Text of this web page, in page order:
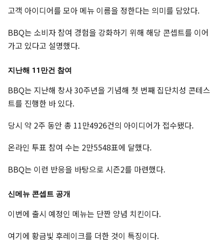
고객 아이디어를 모아 메뉴 이름을 정한다는 의미를 담았다.
BBQ는 소비자 참여 경험을 강화하기 위해 해당 콘셉트를 이어
가고 있다고 설명했다.
지난해 11만건 참여
BBQ는 지난해 창사 30주년을 기념해 첫 번째 집단치성 콘테스
트를 진행한 바 있다.
당시 약 2주 동안 총 11만4926건의 아이디어가 접수됐다.
온라인 투표 참여 수는 2만5548표에 달했다.
BBQ는 이런 반응을 바탕으로 시즌2를 마련했다.
신메뉴 콘셉트 공개
이번에 출시 예정인 메뉴는 단짠 양념 치킨이다.
여기에 황금빛 후레이크를 더한 것이 특징이다.